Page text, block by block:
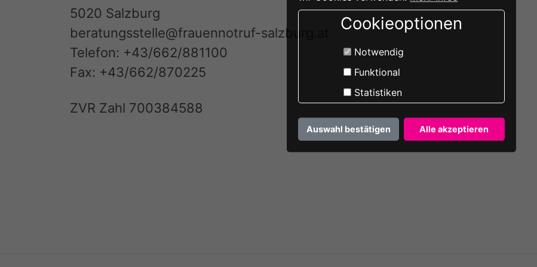
Cookieoptionen
Notwendig
Funktional
Statistiken
Auswahl bestätigen Alle akzeptieren
5020 Salzburg
beratungsstelle@frauennotruf-salzburg.at
Telefon: +43/662/881100
Fax: +43/662/870225
ZVR Zahl 700384588